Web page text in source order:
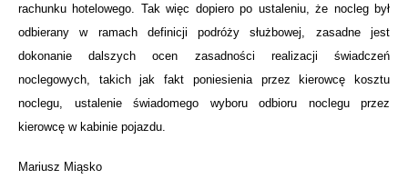
rachunku hotelowego. Tak więc dopiero po ustaleniu, że nocleg był
odbierany w ramach definicji podróży służbowej, zasadne jest
dokonanie dalszych ocen zasadności realizacji świadczeń
noclegowych, takich jak fakt poniesienia przez kierowcę kosztu
noclegu, ustalenie świadomego wyboru odbioru noclegu przez
kierowcę w kabinie pojazdu.
Mariusz Miąsko